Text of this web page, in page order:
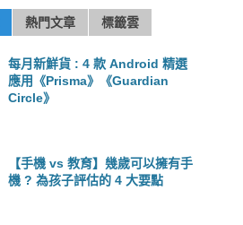
熱門文章 標籤雲
每月新鮮貨 : 4 款 Android 精選
應用《Prisma》《Guardian
Circle》
【手機 vs 教育】幾歲可以擁有手
機 ? 為孩子評估的 4 大要點